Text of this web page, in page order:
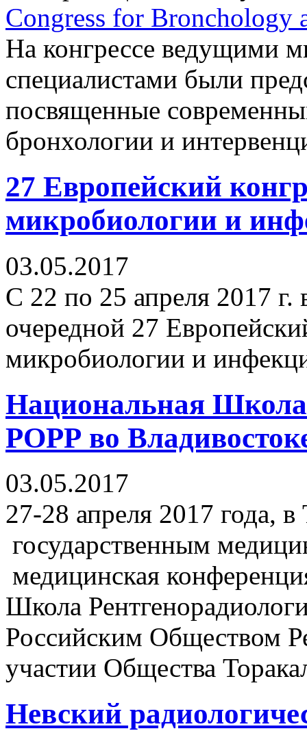
Congress for Bronchology
На конгрессе ведущими
специалистами были
посвященные
бронхологии и
27 Европейский
микробиологии и
03.05.2017
С 22 по 25 апреля 2017
очередной 27
микробиологии и
Национальная Школа
РОРР во
03.05.2017
27-28 апреля 2017 года,
государственным
медицинская
Школа
Российским Обществом
участии Общества
Невский